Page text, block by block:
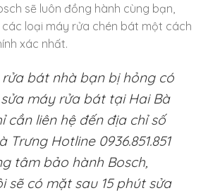
sẽ luôn đồng hành cùng bạn,
loại máy rửa chén bát một cách
xác nhất.
rửa bát nhà bạn bị hỏng có
máy rửa bát tại Hai Bà
cần liên hệ đến địa chỉ số
Trưng Hotline 0936.851.851
tâm bảo hành Bosch,
sẽ có mặt sau 15 phút sửa